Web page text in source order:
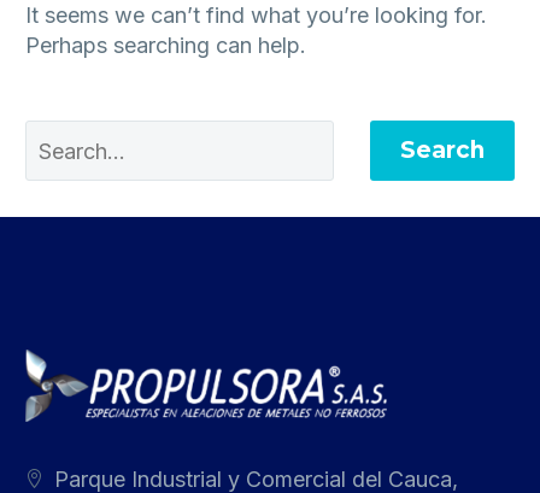
It seems we can’t find what you’re looking for.
Perhaps searching can help.
Search
Parque Industrial y Comercial del Cauca,